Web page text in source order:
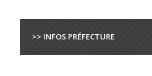
>> INFOS PRÉFECTURE